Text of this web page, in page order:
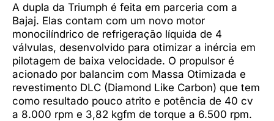
A dupla da Triumph é feita em parceria com a
Bajaj. Elas contam com um novo motor
monocilíndrico de refrigeração líquida de 4
válvulas, desenvolvido para otimizar a inércia em
pilotagem de baixa velocidade. O propulsor é
acionado por balancim com Massa Otimizada e
revestimento DLC (Diamond Like Carbon) que tem
como resultado pouco atrito e potência de 40 cv
a 8.000 rpm e 3,82 kgfm de torque a 6.500 rpm.